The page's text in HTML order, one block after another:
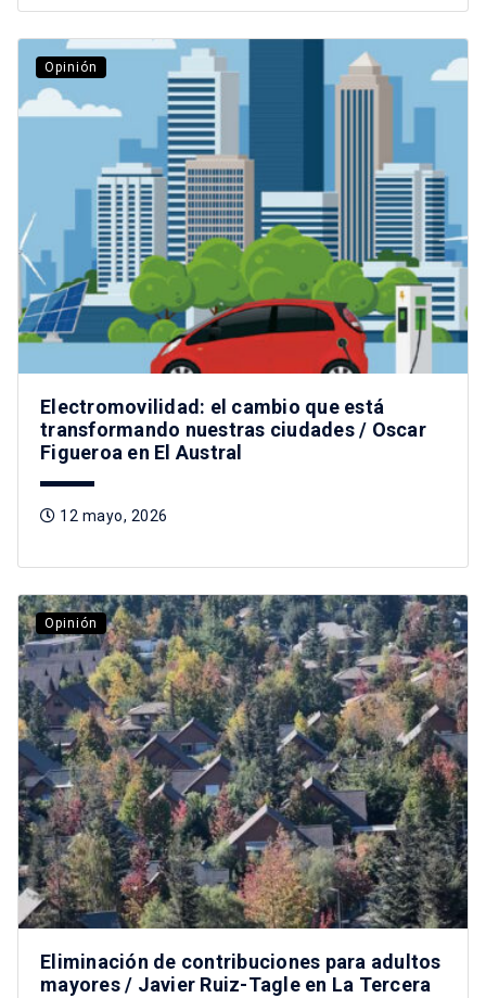
Opinión
Electromovilidad: el cambio que está
transformando nuestras ciudades / Oscar
Figueroa en El Austral
12 mayo, 2026
Opinión
Eliminación de contribuciones para adultos
mayores / Javier Ruiz-Tagle en La Tercera